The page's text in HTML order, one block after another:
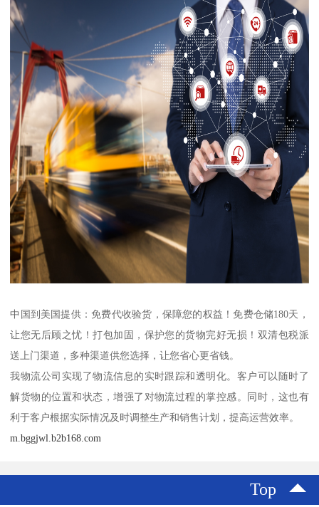
中国到美国提供：免费代收验货，保障您的权益！免费仓储180天，
让您无后顾之忧！打包加固，保护您的货物完好无损！双清包税派
送上门渠道，多种渠道供您选择，让您省心更省钱。
我物流公司实现了物流信息的实时跟踪和透明化。客户可以随时了
解货物的位置和状态，增强了对物流过程的掌控感。同时，这也有
利于客户根据实际情况及时调整生产和销售计划，提高运营效率。
m.bggjwl.b2b168.com
Top